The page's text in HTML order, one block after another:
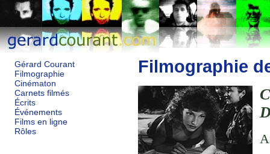
Gérard Courant
Filmographie
Cinématon
Carnets filmés
Écrits
Événements
Films en ligne
Rôles
Filmographie